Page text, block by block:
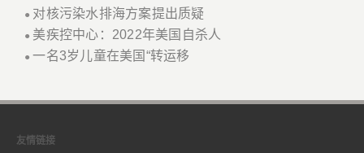
● 对核污染水排海方案提出质疑
● 美疾控中心：2022年美国自杀人
●一名3岁儿童在美国“转运移
友情链接